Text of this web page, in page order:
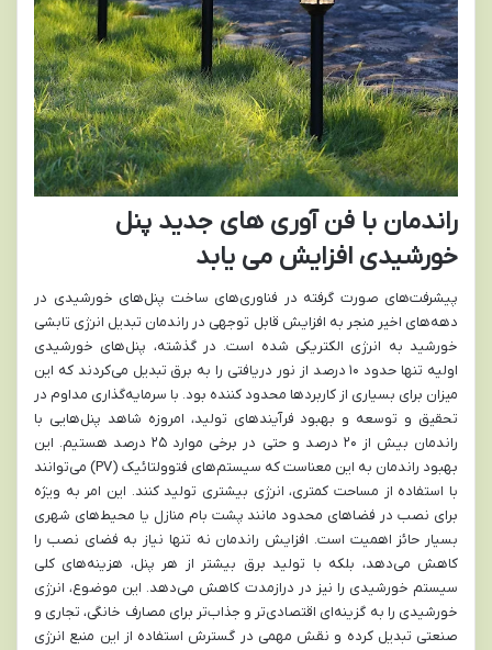
راندمان با فن آوری های جدید پنل
خورشیدی افزایش می یابد
پیشرفت‌های صورت گرفته در فناوری‌های ساخت پنل‌های خورشیدی در
دهه‌های اخیر منجر به افزایش قابل توجهی در راندمان تبدیل انرژی تابشی
خورشید به انرژی الکتریکی شده است. در گذشته، پنل‌های خورشیدی
اولیه تنها حدود ۱۰ درصد از نور دریافتی را به برق تبدیل می‌کردند که این
میزان برای بسیاری از کاربردها محدود کننده بود. با سرمایه‌گذاری مداوم در
تحقیق و توسعه و بهبود فرآیندهای تولید، امروزه شاهد پنل‌هایی با
راندمان بیش از ۲۰ درصد و حتی در برخی موارد ۲۵ درصد هستیم. این
بهبود راندمان به این معناست که سیستم‌های فتوولتائیک (PV) می‌توانند
با استفاده از مساحت کمتری، انرژی بیشتری تولید کنند. این امر به ویژه
برای نصب در فضاهای محدود مانند پشت بام منازل یا محیط‌های شهری
بسیار حائز اهمیت است. افزایش راندمان نه تنها نیاز به فضای نصب را
کاهش می‌دهد، بلکه با تولید برق بیشتر از هر پنل، هزینه‌های کلی
سیستم خورشیدی را نیز در درازمدت کاهش می‌دهد. این موضوع، انرژی
خورشیدی را به گزینه‌ای اقتصادی‌تر و جذاب‌تر برای مصارف خانگی، تجاری و
صنعتی تبدیل کرده و نقش مهمی در گسترش استفاده از این منبع انرژی